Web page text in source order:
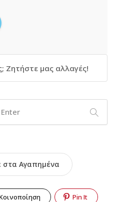
Ζητήστε μας αλλαγές!
στα Αγαπημένα
Pin It